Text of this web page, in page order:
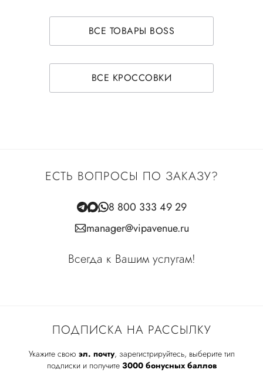
ВСЕ ТОВАРЫ BOSS
ВСЕ КРОССОВКИ
ПОДПИСКА НА РАССЫЛКУ
Укажите свою эл. почту, зарегистрируйтесь, выберите тип
подписки и получите 3000 бонусных баллов
ЕСТЬ ВОПРОСЫ ПО ЗАКАЗУ?
8 800 333 49 29
manager@vipavenue.ru
Всегда к Вашим услугам!